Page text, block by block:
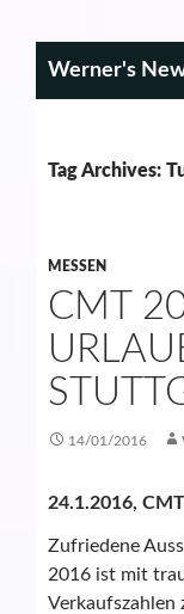
Werner's
Tag Archives:
MESSEN
CMT
14/01/2016
24.1.2016,
Zufriedene
2016 ist mit
Verkaufszahlen